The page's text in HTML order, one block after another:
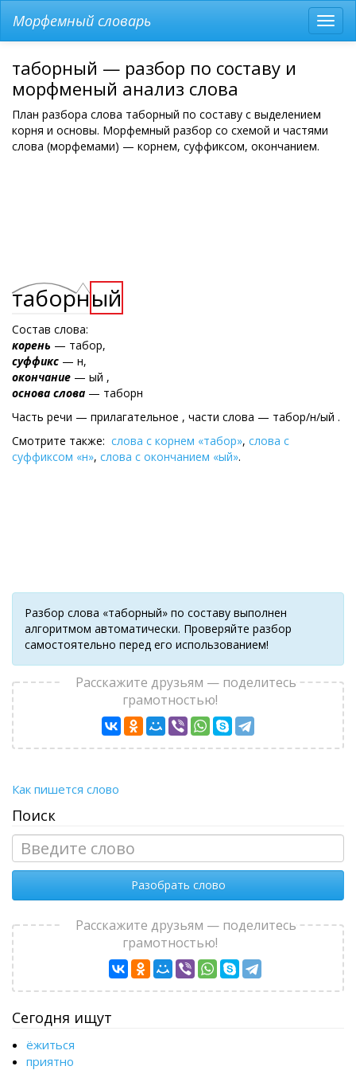
меню
Морфемный словарь
таборный — разбор по составу и
морфменый анализ слова
План разбора слова таборный по составу с выделением
корня и основы. Морфемный разбор со схемой и частями
слова (морфемами) — корнем, суффиксом, окончанием.
таборный
Состав слова:
корень — табор,
суффикс — н,
окончание — ый ,
основа слова — таборн
Часть речи — прилагательное , части слова — табор/н/ый .
Смотрите также: слова с корнем «табор», слова с
суффиксом «н», слова с окончанием «ый».
Разбор слова «таборный» по составу выполнен
алгоритмом автоматически. Проверяйте разбор
самостоятельно перед его использованием!
Расскажите друзьям — поделитесь
грамотностью!
Как пишется слово
Поиск
Разобрать слово
Расскажите друзьям — поделитесь
грамотностью!
Сегодня ищут
ёжиться
приятно